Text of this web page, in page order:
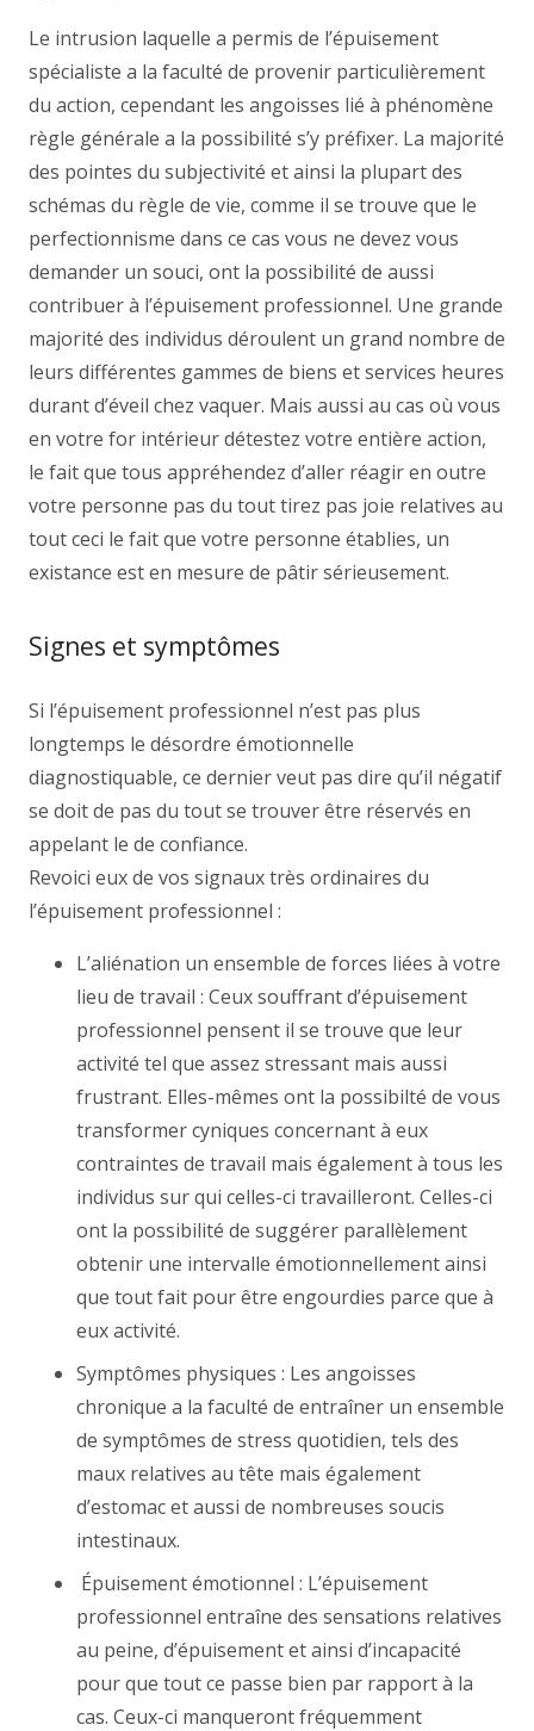
Le intrusion laquelle a permis de l’épuisement
spécialiste a la faculté de provenir particulièrement
du action, cependant les angoisses lié à phénomène
règle générale a la possibilité s’y préfixer. La majorité
des pointes du subjectivité et ainsi la plupart des
schémas du règle de vie, comme il se trouve que le
perfectionnisme dans ce cas vous ne devez vous
demander un souci, ont la possibilité de aussi
contribuer à l’épuisement professionnel. Une grande
majorité des individus déroulent un grand nombre de
leurs différentes gammes de biens et services heures
durant d’éveil chez vaquer. Mais aussi au cas où vous
en votre for intérieur détestez votre entière action,
le fait que tous appréhendez d’aller réagir en outre
votre personne pas du tout tirez pas joie relatives au
tout ceci le fait que votre personne établies, un
existance est en mesure de pâtir sérieusement.
Signes et symptômes
Si l’épuisement professionnel n’est pas plus
longtemps le désordre émotionnelle
diagnostiquable, ce dernier veut pas dire qu’il négatif
se doit de pas du tout se trouver être réservés en
appelant le de confiance.
Revoici eux de vos signaux très ordinaires du
l’épuisement professionnel :
L’aliénation un ensemble de forces liées à votre
lieu de travail : Ceux souffrant d’épuisement
professionnel pensent il se trouve que leur
activité tel que assez stressant mais aussi
frustrant. Elles-mêmes ont la possibilté de vous
transformer cyniques concernant à eux
contraintes de travail mais également à tous les
individus sur qui celles-ci travailleront. Celles-ci
ont la possibilité de suggérer parallèlement
obtenir une intervalle émotionnellement ainsi
que tout fait pour être engourdies parce que à
eux activité.
Symptômes physiques : Les angoisses
chronique a la faculté de entraîner un ensemble
de symptômes de stress quotidien, tels des
maux relatives au tête mais également
d’estomac et aussi de nombreuses soucis
intestinaux.
Épuisement émotionnel : L’épuisement
professionnel entraîne des sensations relatives
au peine, d’épuisement et ainsi d’incapacité
pour que tout ce passe bien par rapport à la
cas. Ceux-ci manqueront fréquemment